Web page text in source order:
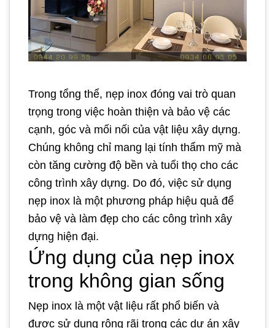
Trong tổng thể, nẹp inox đóng vai trò quan
trọng trong việc hoàn thiện và bảo vệ các
cạnh, góc và mối nối của vật liệu xây dựng.
Chúng không chỉ mang lại tính thẩm mỹ mà
còn tăng cường độ bền và tuổi thọ cho các
công trình xây dựng. Do đó, việc sử dụng
nẹp inox là một phương pháp hiệu quả để
bảo vệ và làm đẹp cho các công trình xây
dựng hiện đại.
Ứng dụng của nẹp inox
trong không gian sống
Nẹp inox là một vật liệu rất phổ biến và
được sử dụng rộng rãi trong các dự án xây